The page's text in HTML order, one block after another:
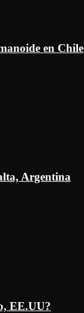
en Chile
Argentina
EE.UU?